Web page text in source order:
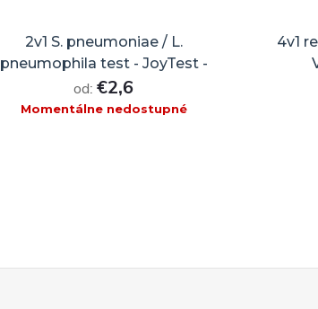
2v1 S. pneumoniae / L.
pneumophila test - JoyTest -
1ks
od: €2,6
Momentálne nedostupné
4v1